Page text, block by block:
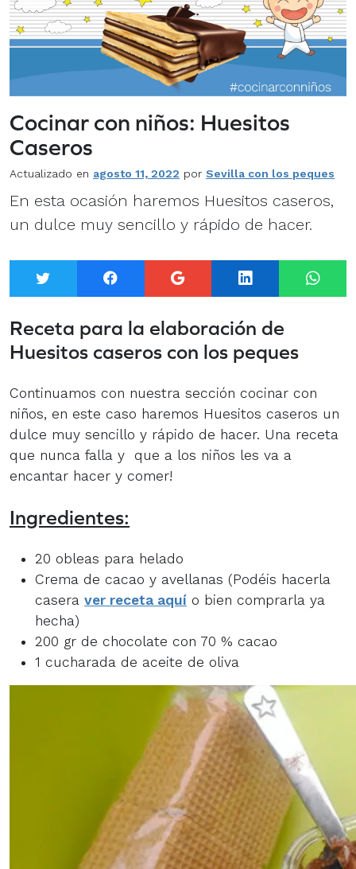
Cocinar con niños: Huesitos
Caseros
Actualizado en agosto 11, 2022 por Sevilla con los peques
En esta ocasión haremos Huesitos caseros,
un dulce muy sencillo y rápido de hacer.
Twitter Facebook Google+ LinkedIn
Receta para la elaboración de
Huesitos caseros con los peques
Continuamos con nuestra sección cocinar con
niños, en este caso haremos Huesitos caseros un
dulce muy sencillo y rápido de hacer. Una receta
que nunca falla y que a los niños les va a
encantar hacer y comer!
Ingredientes:
20 obleas para helado
Crema de cacao y avellanas (Podéis hacerla
casera ver receta aquí o bien comprarla ya
hecha)
200 gr de chocolate con 70 % cacao
1 cucharada de aceite de oliva